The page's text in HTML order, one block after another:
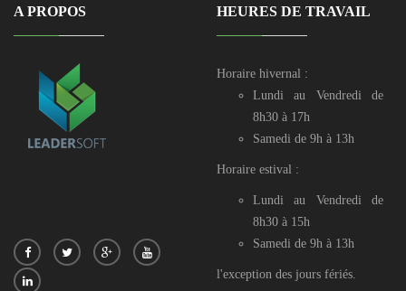
A PROPOS HEURES DE TRAVAIL
Horaire hivernal :
Lundi au Vendredi de
8h30 à 17h
Samedi de 9h à 13h
Horaire estival :
Lundi au Vendredi de
8h30 à 15h
Samedi de 9h à 13h
l'exception des jours fériés.